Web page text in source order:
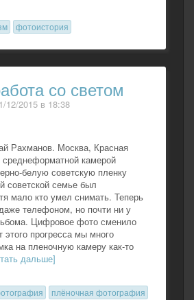
фотоистория
со светом
12/2015 в 18:38
Рахманов. Москва, Красная
камерой
белую советскую пленку
советской семье был
мало кто умел снимать. Теперь
телефоном, но почти ни у
Цифровое фото сменило
этого прогресса мы много
на пленочную камеру как-то
дальше]
плёночная фотография